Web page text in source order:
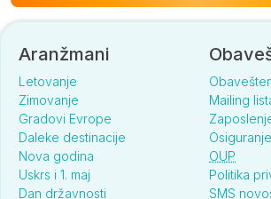
Aranžmani
Letovanje
Zimovanje
Gradovi Evrope
Daleke destinacije
Nova godina
Uskrs i 1. maj
Dan državnosti
Mailing
Osiguranje
OUP
Politika
SMS